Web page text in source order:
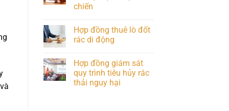
chiến
Hợp đồng thuê lò đốt
rác di động
Hợp đồng giám sát
quy trình tiêu hủy rác
thải nguy hại